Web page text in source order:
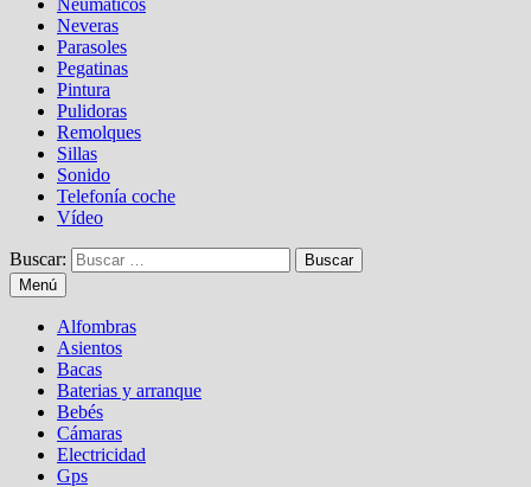
Neumáticos
Neveras
Parasoles
Pegatinas
Pintura
Pulidoras
Remolques
Sillas
Sonido
Telefonía coche
Vídeo
Buscar:
Menú
Alfombras
Asientos
Bacas
Baterias y arranque
Bebés
Cámaras
Electricidad
Gps